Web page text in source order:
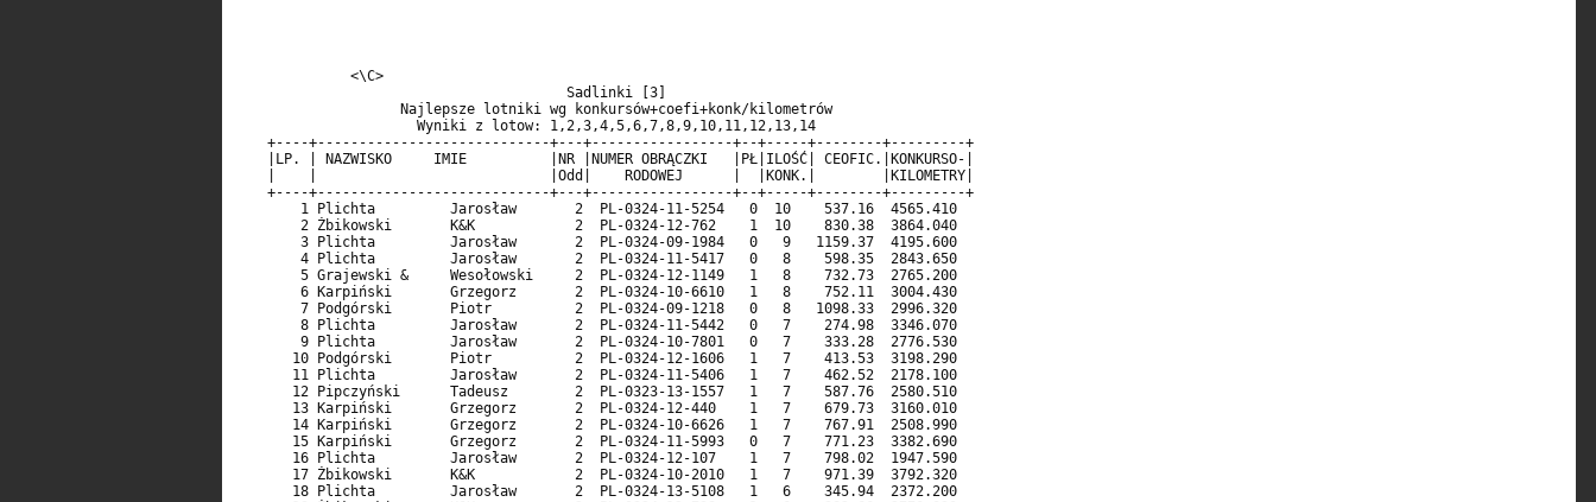
              <\C>
                                        Sadlinki [3]
                    Najlepsze lotniki wg konkursów+coefi+konk/kilometrów
                      Wyniki z lotow: 1,2,3,4,5,6,7,8,9,10,11,12,13,14
    +----+----------------------------+---+-----------------+--+-----+--------+---------+
    |LP. | NAZWISKO     IMIE          |NR |NUMER OBRĄCZKI   |PŁ|ILOŚĆ| CEOFIC.|KONKURSO-|
    |    |                            |Odd|    RODOWEJ      |  |KONK.|        |KILOMETRY|
    +----+----------------------------+---+-----------------+--+-----+--------+---------+
        1 Plichta         Jarosław       2  PL-0324-11-5254   0  10    537.16  4565.410
        2 Żbikowski       K&K            2  PL-0324-12-762    1  10    830.38  3864.040
        3 Plichta         Jarosław       2  PL-0324-09-1984   0   9   1159.37  4195.600
        4 Plichta         Jarosław       2  PL-0324-11-5417   0   8    598.35  2843.650
        5 Grajewski &     Wesołowski     2  PL-0324-12-1149   1   8    732.73  2765.200
        6 Karpiński       Grzegorz       2  PL-0324-10-6610   1   8    752.11  3004.430
        7 Podgórski       Piotr          2  PL-0324-09-1218   0   8   1098.33  2996.320
        8 Plichta         Jarosław       2  PL-0324-11-5442   0   7    274.98  3346.070
        9 Plichta         Jarosław       2  PL-0324-10-7801   0   7    333.28  2776.530
       10 Podgórski       Piotr          2  PL-0324-12-1606   1   7    413.53  3198.290
       11 Plichta         Jarosław       2  PL-0324-11-5406   1   7    462.52  2178.100
       12 Pipczyński      Tadeusz        2  PL-0323-13-1557   1   7    587.76  2580.510
       13 Karpiński       Grzegorz       2  PL-0324-12-440    1   7    679.73  3160.010
       14 Karpiński       Grzegorz       2  PL-0324-10-6626   1   7    767.91  2508.990
       15 Karpiński       Grzegorz       2  PL-0324-11-5993   0   7    771.23  3382.690
       16 Plichta         Jarosław       2  PL-0324-12-107    1   7    798.02  1947.590
       17 Żbikowski       K&K            2  PL-0324-10-2010   1   7    971.39  3792.320
       18 Plichta         Jarosław       2  PL-0324-13-5108   1   6    345.94  2372.200